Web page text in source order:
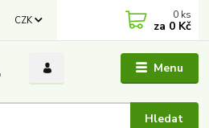
Menu
CZK
Hledat
0 ks
za 0 Kč